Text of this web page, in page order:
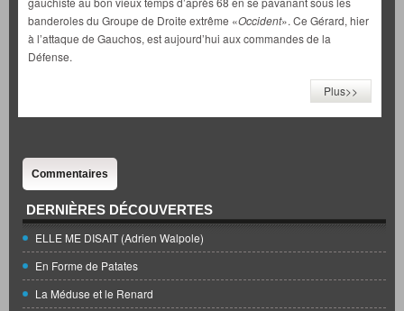
banderoles du Groupe de Droite extrême «Occident». Ce Gérard, hier
à l’attaque de Gauchos, est aujourd’hui aux commandes de la
Défense.
Plus>>
Commentaires
DERNIÈRES DÉCOUVERTES
ELLE ME DISAIT (Adrien Walpole)
En Forme de Patates
La Méduse et le Renard